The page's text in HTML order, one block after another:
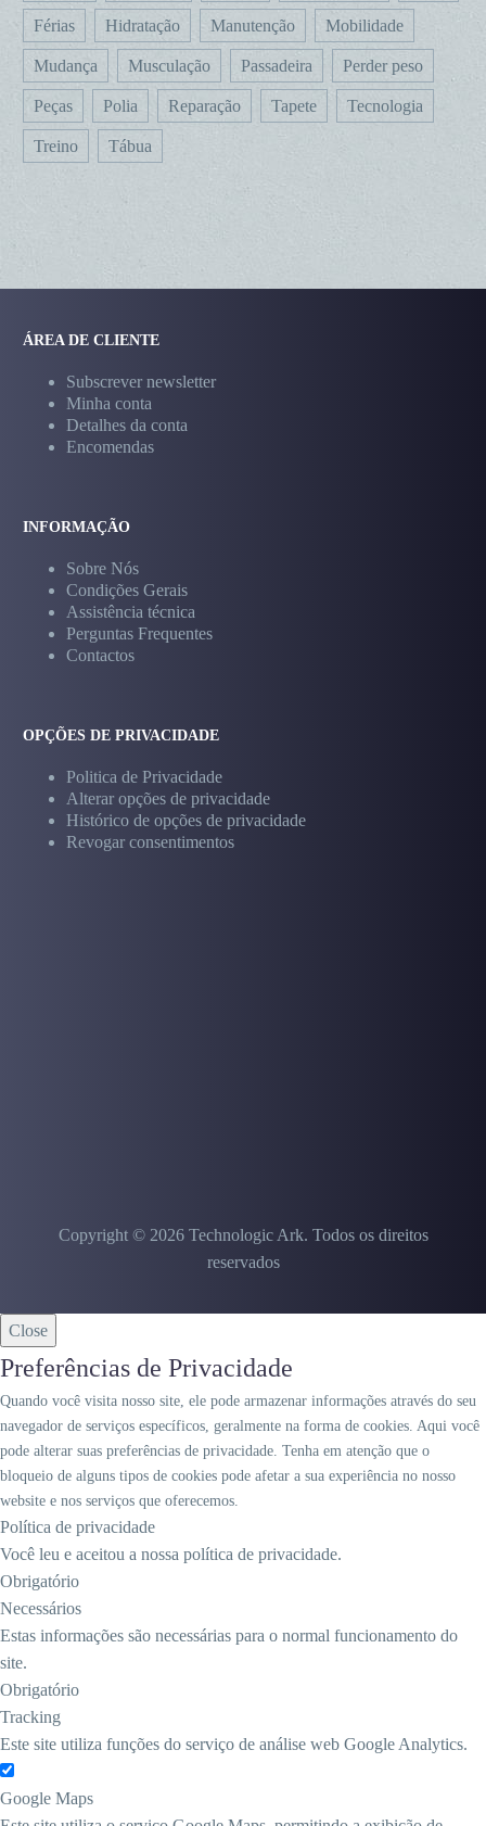
Férias Hidratação Manutenção Mobilidade
Mudança Musculação Passadeira Perder peso
Peças Polia Reparação Tapete Tecnologia
Treino Tábua
ÁREA DE CLIENTE
Subscrever newsletter
Minha conta
Detalhes da conta
Encomendas
INFORMAÇÃO
Sobre Nós
Condições Gerais
Assistência técnica
Perguntas Frequentes
Contactos
OPÇÕES DE PRIVACIDADE
Politica de Privacidade
Alterar opções de privacidade
Histórico de opções de privacidade
Revogar consentimentos
Copyright © 2026 Technologic Ark. Todos os direitos
reservados
Close
Preferências de Privacidade
Quando você visita nosso site, ele pode armazenar informações através do seu
navegador de serviços específicos, geralmente na forma de cookies. Aqui você
pode alterar suas preferências de privacidade. Tenha em atenção que o
bloqueio de alguns tipos de cookies pode afetar a sua experiência no nosso
website e nos serviços que oferecemos.
Política de privacidade
Você leu e aceitou a nossa política de privacidade.
Obrigatório
Necessários
Estas informações são necessárias para o normal funcionamento do
site.
Obrigatório
Tracking
Este site utiliza funções do serviço de análise web Google Analytics.
Google Maps